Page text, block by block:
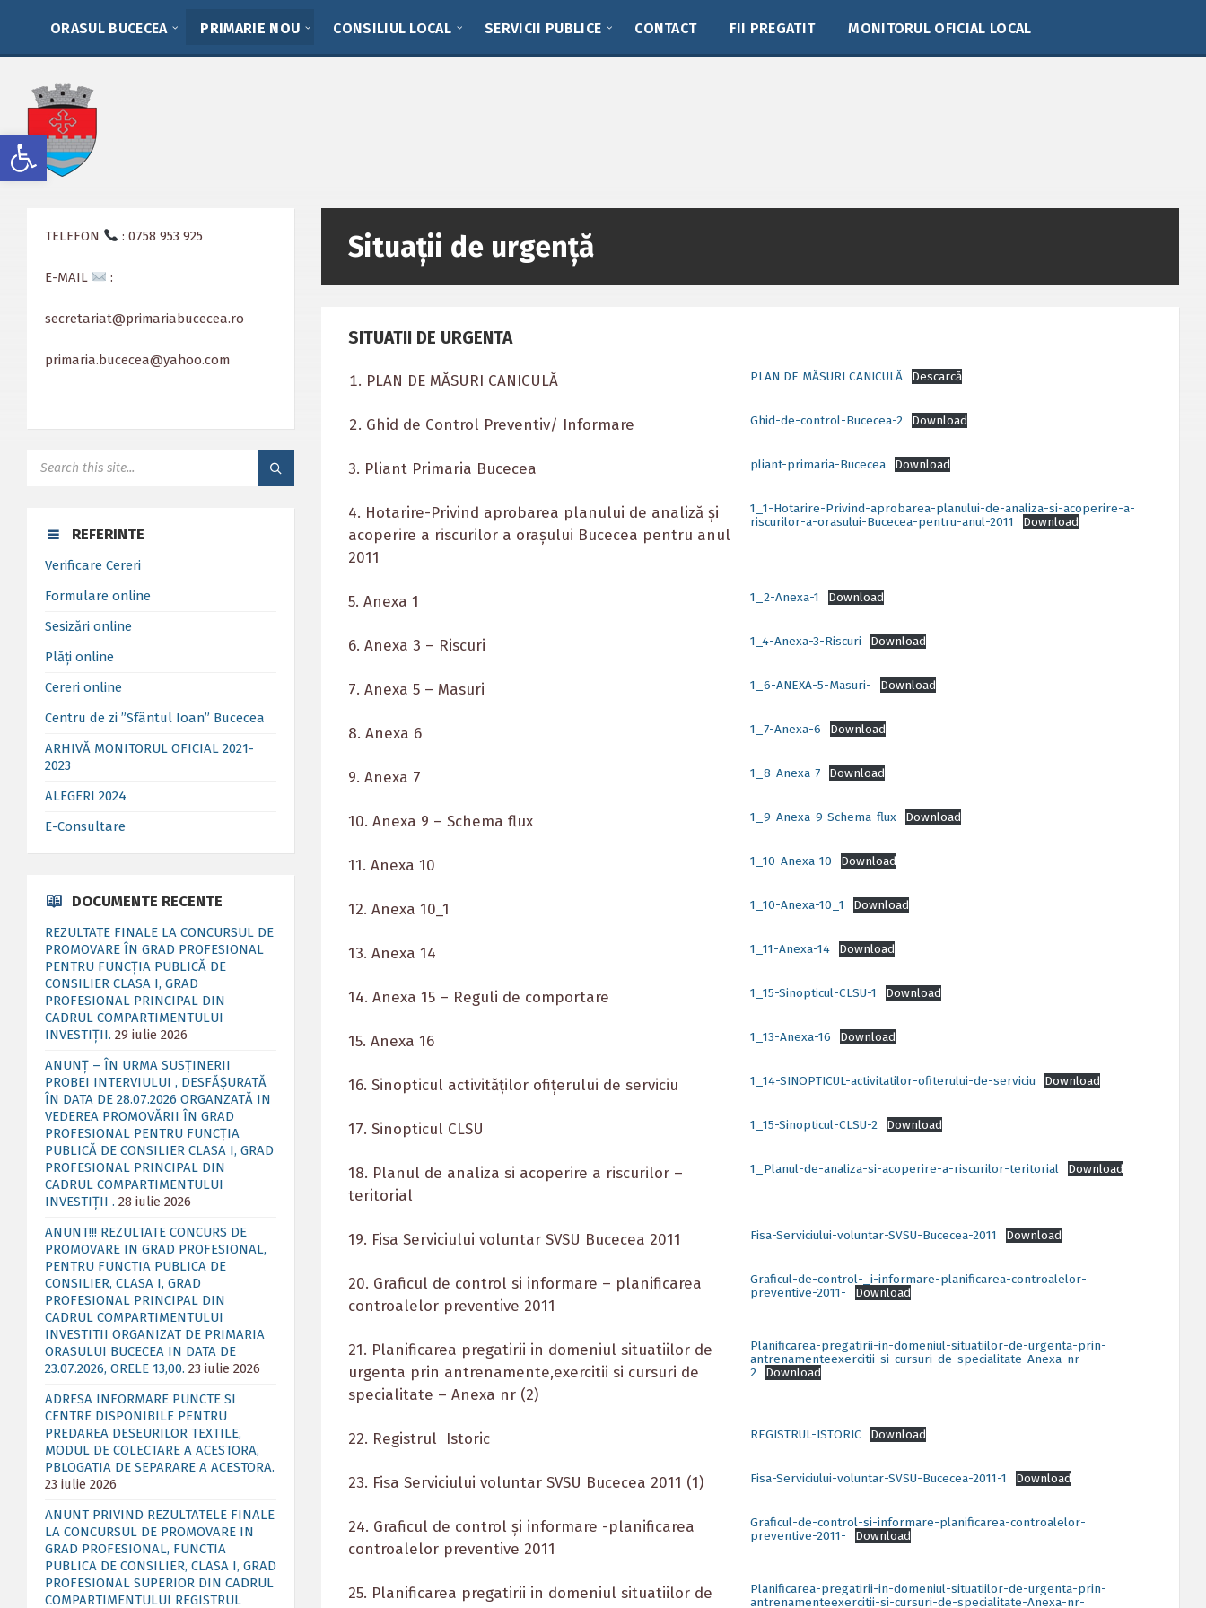
Deschide bara de unelte
sidebar
ORASUL BUCECEA PRIMARIE NOU CONSILIUL LOCAL SERVICII PUBLICE CONTACT FII PREGATIT MONITORUL OFICIAL LOCAL
Situații de urgență
SITUATII DE URGENTA
PLAN DE MĂSURI CANICULĂ PLAN DE MĂSURI CANICULĂ Descarcă
Ghid de Control Preventiv/ Informare Ghid-de-control-Bucecea-2 Download
3. Pliant Primaria Bucecea pliant-primaria-Bucecea Download
4. Hotarire-Privind aprobarea planului de analiză şi
acoperire a riscurilor a oraşului Bucecea pentru anul
2011
1_1-Hotarire-Privind-aprobarea-planului-de-analiza-si-acoperire-a-
riscurilor-a-orasului-Bucecea-pentru-anul-2011
Download
5. Anexa 1 1_2-Anexa-1 Download
6. Anexa 3 – Riscuri 1_4-Anexa-3-Riscuri Download
7. Anexa 5 – Masuri 1_6-ANEXA-5-Masuri- Download
8. Anexa 6 1_7-Anexa-6 Download
9. Anexa 7 1_8-Anexa-7 Download
10. Anexa 9 – Schema flux 1_9-Anexa-9-Schema-flux Download
11. Anexa 10 1_10-Anexa-10 Download
12. Anexa 10_1 1_10-Anexa-10_1 Download
13. Anexa 14 1_11-Anexa-14 Download
14. Anexa 15 – Reguli de comportare 1_15-Sinopticul-CLSU-1 Download
15. Anexa 16 1_13-Anexa-16 Download
16. Sinopticul activităţilor ofiţerului de serviciu 1_14-SINOPTICUL-activitatilor-ofiterului-de-serviciu Download
17. Sinopticul CLSU 1_15-Sinopticul-CLSU-2 Download
18. Planul de analiza si acoperire a riscurilor –
teritorial
1_Planul-de-analiza-si-acoperire-a-riscurilor-teritorial Download
19. Fisa Serviciului voluntar SVSU Bucecea 2011 Fisa-Serviciului-voluntar-SVSU-Bucecea-2011 Download
20. Graficul de control si informare – planificarea
controalelor preventive 2011
Graficul-de-control-_i-informare-planificarea-controalelor-
preventive-2011-
Download
21. Planificarea pregatirii in domeniul situatiilor de
urgenta prin antrenamente,exercitii si cursuri de
specialitate – Anexa nr (2)
Planificarea-pregatirii-in-domeniul-situatiilor-de-urgenta-prin-
antrenamenteexercitii-si-cursuri-de-specialitate-Anexa-nr-
2
Download
22. Registrul Istoric REGISTRUL-ISTORIC Download
23. Fisa Serviciului voluntar SVSU Bucecea 2011 (1) Fisa-Serviciului-voluntar-SVSU-Bucecea-2011-1 Download
24. Graficul de control și informare -planificarea
controalelor preventive 2011
Graficul-de-control-si-informare-planificarea-controalelor-
preventive-2011-
Download
25. Planificarea pregatirii in domeniul situatiilor de
Planificarea-pregatirii-in-domeniul-situatiilor-de-urgenta-prin-
antrenamenteexercitii-si-cursuri-de-specialitate-Anexa-nr-
TELEFON : 0758 953 925
E-MAIL :
secretariat@primariabucecea.ro
primaria.bucecea@yahoo.com
REFERINTE
Verificare Cereri
Formulare online
Sesizări online
Plăți online
Cereri online
Centru de zi ”Sfântul Ioan” Bucecea
ARHIVĂ MONITORUL OFICIAL 2021-
2023
ALEGERI 2024
E-Consultare
DOCUMENTE RECENTE
REZULTATE FINALE LA CONCURSUL DE
PROMOVARE ÎN GRAD PROFESIONAL
PENTRU FUNCȚIA PUBLICĂ DE
CONSILIER CLASA I, GRAD
PROFESIONAL PRINCIPAL DIN
CADRUL COMPARTIMENTULUI
INVESTIȚII. 29 iulie 2026
ANUNȚ – ÎN URMA SUSȚINERII
PROBEI INTERVIULUI , DESFĂȘURATĂ
ÎN DATA DE 28.07.2026 ORGANZATĂ IN
VEDEREA PROMOVĂRII ÎN GRAD
PROFESIONAL PENTRU FUNCȚIA
PUBLICĂ DE CONSILIER CLASA I, GRAD
PROFESIONAL PRINCIPAL DIN
CADRUL COMPARTIMENTULUI
INVESTIȚII . 28 iulie 2026
ANUNT!!! REZULTATE CONCURS DE
PROMOVARE IN GRAD PROFESIONAL,
PENTRU FUNCTIA PUBLICA DE
CONSILIER, CLASA I, GRAD
PROFESIONAL PRINCIPAL DIN
CADRUL COMPARTIMENTULUI
INVESTITII ORGANIZAT DE PRIMARIA
ORASULUI BUCECEA IN DATA DE
23.07.2026, ORELE 13,00. 23 iulie 2026
ADRESA INFORMARE PUNCTE SI
CENTRE DISPONIBILE PENTRU
PREDAREA DESEURILOR TEXTILE,
MODUL DE COLECTARE A ACESTORA,
PBLOGATIA DE SEPARARE A ACESTORA.
23 iulie 2026
ANUNT PRIVIND REZULTATELE FINALE
LA CONCURSUL DE PROMOVARE IN
GRAD PROFESIONAL, FUNCTIA
PUBLICA DE CONSILIER, CLASA I, GRAD
PROFESIONAL SUPERIOR DIN CADRUL
COMPARTIMENTULUI REGISTRUL